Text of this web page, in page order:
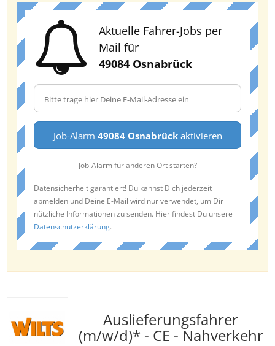
Aktuelle Fahrer-Jobs per
Mail für
49084 Osnabrück
Job-Alarm 49084 Osnabrückaktivieren
Job-Alarm für anderen Ort starten?
Datensicherheit garantiert! Du kannst Dich jederzeit
abmelden und Deine E-Mail wird nur verwendet, um Dir
nützliche Informationen zu senden. Hier findest Du unsere
Datenschutzerklärung.
Auslieferungsfahrer
(m/w/d)* - CE - Nahverkehr